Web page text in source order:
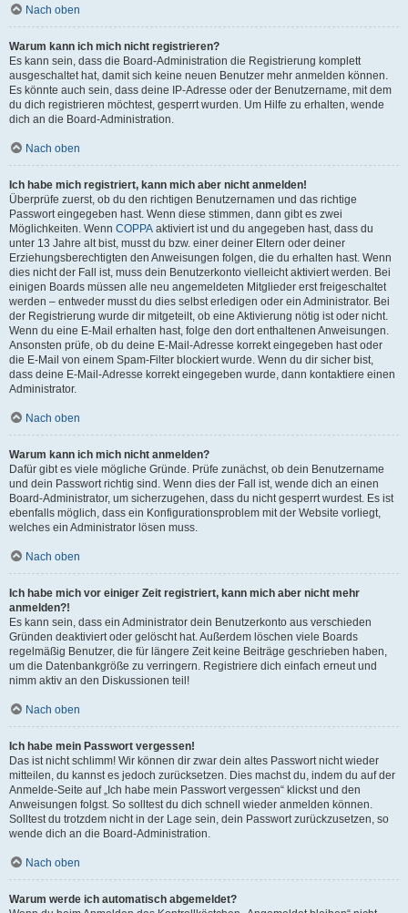
Nach oben
Warum kann ich mich nicht registrieren?
Es kann sein, dass die Board-Administration die Registrierung komplett
ausgeschaltet hat, damit sich keine neuen Benutzer mehr anmelden können.
Es könnte auch sein, dass deine IP-Adresse oder der Benutzername, mit dem
du dich registrieren möchtest, gesperrt wurden. Um Hilfe zu erhalten, wende
dich an die Board-Administration.
Nach oben
Ich habe mich registriert, kann mich aber nicht anmelden!
Überprüfe zuerst, ob du den richtigen Benutzernamen und das richtige
Passwort eingegeben hast. Wenn diese stimmen, dann gibt es zwei
Möglichkeiten. Wenn COPPA aktiviert ist und du angegeben hast, dass du
unter 13 Jahre alt bist, musst du bzw. einer deiner Eltern oder deiner
Erziehungsberechtigten den Anweisungen folgen, die du erhalten hast. Wenn
dies nicht der Fall ist, muss dein Benutzerkonto vielleicht aktiviert werden. Bei
einigen Boards müssen alle neu angemeldeten Mitglieder erst freigeschaltet
werden – entweder musst du dies selbst erledigen oder ein Administrator. Bei
der Registrierung wurde dir mitgeteilt, ob eine Aktivierung nötig ist oder nicht.
Wenn du eine E-Mail erhalten hast, folge den dort enthaltenen Anweisungen.
Ansonsten prüfe, ob du deine E-Mail-Adresse korrekt eingegeben hast oder
die E-Mail von einem Spam-Filter blockiert wurde. Wenn du dir sicher bist,
dass deine E-Mail-Adresse korrekt eingegeben wurde, dann kontaktiere einen
Administrator.
Nach oben
Warum kann ich mich nicht anmelden?
Dafür gibt es viele mögliche Gründe. Prüfe zunächst, ob dein Benutzername
und dein Passwort richtig sind. Wenn dies der Fall ist, wende dich an einen
Board-Administrator, um sicherzugehen, dass du nicht gesperrt wurdest. Es ist
ebenfalls möglich, dass ein Konfigurationsproblem mit der Website vorliegt,
welches ein Administrator lösen muss.
Nach oben
Ich habe mich vor einiger Zeit registriert, kann mich aber nicht mehr
anmelden?!
Es kann sein, dass ein Administrator dein Benutzerkonto aus verschieden
Gründen deaktiviert oder gelöscht hat. Außerdem löschen viele Boards
regelmäßig Benutzer, die für längere Zeit keine Beiträge geschrieben haben,
um die Datenbankgröße zu verringern. Registriere dich einfach erneut und
nimm aktiv an den Diskussionen teil!
Nach oben
Ich habe mein Passwort vergessen!
Das ist nicht schlimm! Wir können dir zwar dein altes Passwort nicht wieder
mitteilen, du kannst es jedoch zurücksetzen. Dies machst du, indem du auf der
Anmelde-Seite auf „Ich habe mein Passwort vergessen“ klickst und den
Anweisungen folgst. So solltest du dich schnell wieder anmelden können.
Solltest du trotzdem nicht in der Lage sein, dein Passwort zurückzusetzen, so
wende dich an die Board-Administration.
Nach oben
Warum werde ich automatisch abgemeldet?